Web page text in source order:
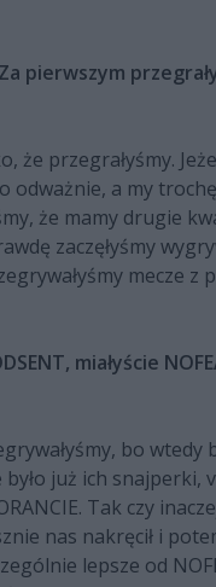
pierwszym
przegrałyśmy.
odważnie, a my
że mamy drugie
zaczęłyśmy
mecze z
miałyście
bo
już ich snajperki,
Tak czy
nas nakręcił i
lepsze od